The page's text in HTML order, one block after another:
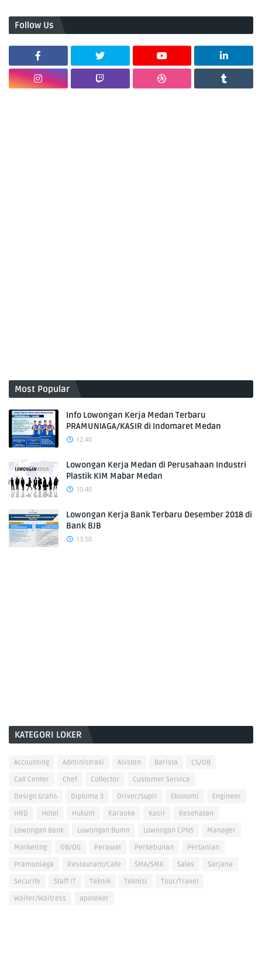
Follow Us
Most Popular
Info Lowongan Kerja Medan Terbaru
PRAMUNIAGA/KASIR di Indomaret Medan
12.40
Lowongan Kerja Medan di Perusahaan Industri
Plastik KIM Mabar Medan
10.40
Lowongan Kerja Bank Terbaru Desember 2018 di
Bank BJB
13.50
KATEGORI LOKER
Accounting Administrasi Asisten Barista
CS/OB
Call Center
Chef Collector
Customer Service
Design Grafis
Diploma 3 Driver/Supir Ekonomi
Engineer
HRD
Hotel Hukum Karaoke Kasir
Kesehatan
Lowongan Bank
Lowongan Bumn Lowongan CPNS
Manager
Marketing
OB/OG Perawat Perkebunan
Pertanian
Pramuniaga
Restaurant/Cafe SMA/SMK Sales
Sarjana
Security
Staff IT Teknik Teknisi
Tour/Travel
Waiter/Waitress
apoteker